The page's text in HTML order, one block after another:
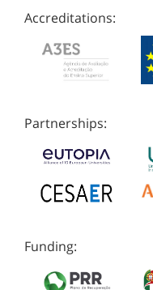
Accreditations:
Partnerships:
Funding: